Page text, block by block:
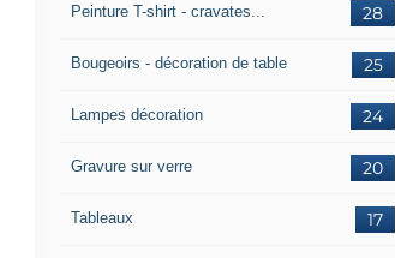
28
Peinture T-shirt - cravates...
25
Bougeoirs - décoration de table
24
Lampes décoration
20
Gravure sur verre
17
Tableaux